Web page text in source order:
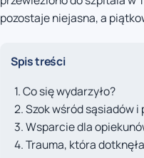
pozostaje niejasna, a
Spis treści
Co się wydarzyło?
Szok wśród sąsiadów
Wsparcie dla
Trauma, która